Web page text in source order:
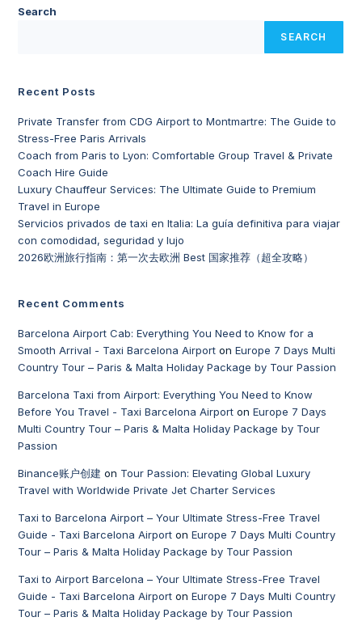
Search
SEARCH
Recent Posts
Private Transfer from CDG Airport to Montmartre: The Guide to
Stress-Free Paris Arrivals
Coach from Paris to Lyon: Comfortable Group Travel & Private
Coach Hire Guide
Luxury Chauffeur Services: The Ultimate Guide to Premium
Travel in Europe
Servicios privados de taxi en Italia: La guía definitiva para viajar
con comodidad, seguridad y lujo
2026欧洲旅行指南：第一次去欧洲 Best 国家推荐（超全攻略）
Recent Comments
Barcelona Airport Cab: Everything You Need to Know for a
Smooth Arrival - Taxi Barcelona Airport onEurope 7 Days Multi
Country Tour – Paris & Malta Holiday Package by Tour Passion
Barcelona Taxi from Airport: Everything You Need to Know
Before You Travel - Taxi Barcelona Airport onEurope 7 Days
Multi Country Tour – Paris & Malta Holiday Package by Tour
Passion
Binance账户创建 on Tour Passion: Elevating Global Luxury
Travel with Worldwide Private Jet Charter Services
Taxi to Barcelona Airport – Your Ultimate Stress-Free Travel
Guide - Taxi Barcelona Airport onEurope 7 Days Multi Country
Tour – Paris & Malta Holiday Package by Tour Passion
Taxi to Airport Barcelona – Your Ultimate Stress-Free Travel
Guide - Taxi Barcelona Airport onEurope 7 Days Multi Country
Tour – Paris & Malta Holiday Package by Tour Passion